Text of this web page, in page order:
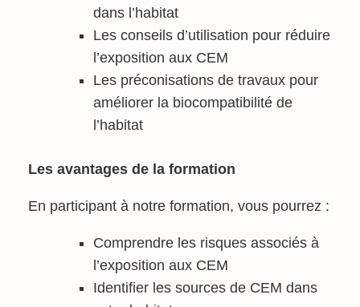
dans l’habitat
Les conseils d’utilisation pour réduire
l’exposition aux CEM
Les préconisations de travaux pour
améliorer la biocompatibilité de
l’habitat
Les avantages de la formation
En participant à notre formation, vous pourrez :
Comprendre les risques associés à
l’exposition aux CEM
Identifier les sources de CEM dans